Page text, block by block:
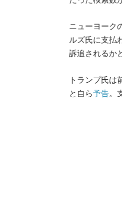
ニューヨーク
ルズ氏に支払
訴追されるか
トランプ氏
と自ら予告。